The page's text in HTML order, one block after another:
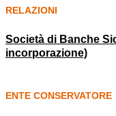
RELAZIONI
Società di Banche
incorporazione)
ENTE CONSERVATORE